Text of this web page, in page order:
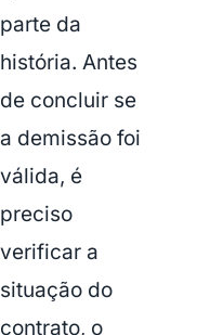
parte da
história. Antes
de concluir se
a demissão foi
válida, é
preciso
verificar a
situação do
contrato, o